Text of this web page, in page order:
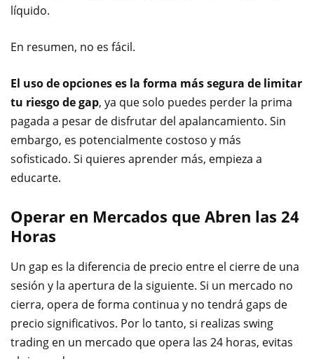
líquido.
En resumen, no es fácil.
El uso de opciones es la forma más segura de limitar
tu riesgo de gap, ya que solo puedes perder la prima
pagada a pesar de disfrutar del apalancamiento. Sin
embargo, es potencialmente costoso y más
sofisticado. Si quieres aprender más, empieza a
educarte.
Operar en Mercados que Abren las 24
Horas
Un gap es la diferencia de precio entre el cierre de una
sesión y la apertura de la siguiente. Si un mercado no
cierra, opera de forma continua y no tendrá gaps de
precio significativos. Por lo tanto, si realizas swing
trading en un mercado que opera las 24 horas, evitas